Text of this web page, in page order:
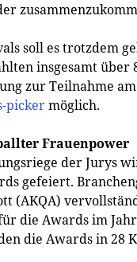
soll es trotzdem
insgesamt über
zur Teilnahme
pickermöglich.
Frauenpower
der Jurys
gefeiert.
(AKQA)
die Awards im
die Awards in 28